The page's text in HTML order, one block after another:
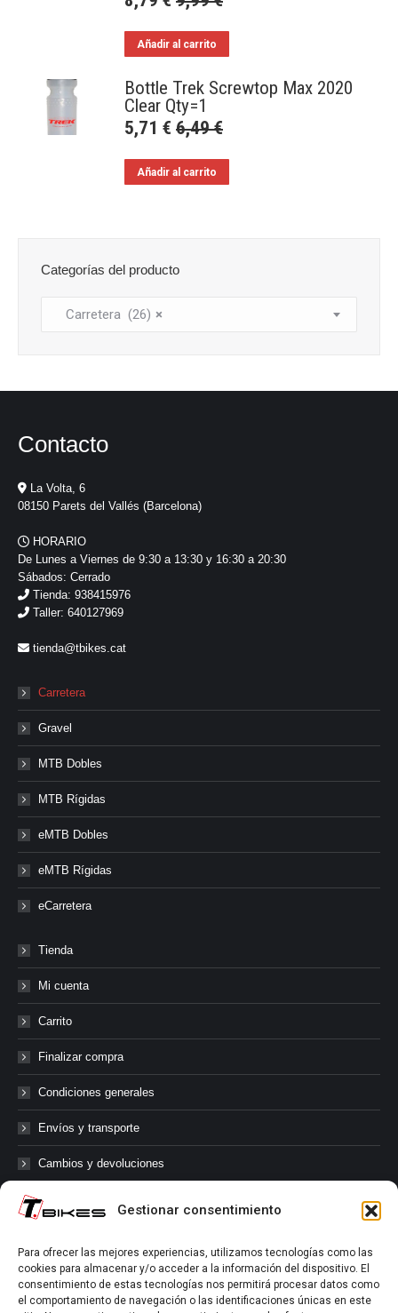
Gestionar consentimiento
Para ofrecer las mejores experiencias, utilizamos tecnologías como las
cookies para almacenar y/o acceder a la información del dispositivo. El
consentimiento de estas tecnologías nos permitirá procesar datos como
el comportamiento de navegación o las identificaciones únicas en este
Añadir al carrito
Bottle Trek Screwtop Max 2020
Clear Qty=1
5,71 € 6,49€
Añadir al carrito
Categorías del producto
×
Carretera (26)
Contacto
La Volta, 6
08150 Parets del Vallés (Barcelona)
HORARIO
De Lunes a Viernes de 9:30 a 13:30 y 16:30 a 20:30
Sábados: Cerrado
Tienda: 938415976
Taller: 640127969
tienda@tbikes.cat
Carretera
Gravel
MTB Dobles
MTB Rígidas
eMTB Dobles
eMTB Rígidas
eCarretera
Tienda
Mi cuenta
Carrito
Finalizar compra
Condiciones generales
Envíos y transporte
Cambios y devoluciones
@tbikes.cat #tbikes
Síguenos en las redes sociales de Tbikes, mantente informado de
nuestras novedades, productos, salidas en grupo, ofertas, sorteos ...